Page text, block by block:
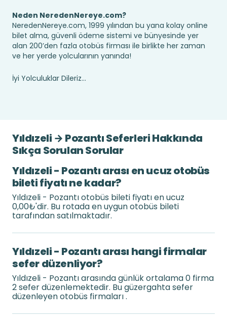
Neden NeredenNereye.com?
NeredenNereye.com, 1999 yılından bu yana kolay online
bilet alma, güvenli ödeme sistemi ve bünyesinde yer
alan 200’den fazla otobüs firması ile birlikte her zaman
ve her yerde yolcularının yanında!
İyi Yolculuklar Dileriz...
Yıldızeli → Pozantı Seferleri Hakkında
Sıkça Sorulan Sorular
Yıldızeli - Pozantı arası en ucuz otobüs
bileti fiyatı ne kadar?
Yıldızeli - Pozantı otobüs bileti fiyatı en ucuz
0,00₺'dir. Bu rotada en uygun otobüs bileti
tarafından satılmaktadır.
Yıldızeli - Pozantı arası hangi firmalar
sefer düzenliyor?
Yıldızeli - Pozantı arasında günlük ortalama 0 firma
2 sefer düzenlemektedir. Bu güzergahta sefer
düzenleyen otobüs firmaları .